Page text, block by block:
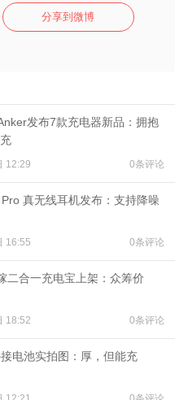
分享到微博
发布7款充电器新品：拥抱
12:29 0条评论
真无线耳机发布：支持降噪
16:55 0条评论
二合一充电宝上架：众筹价
18:52 0条评论
电池实拍图：厚，但能充